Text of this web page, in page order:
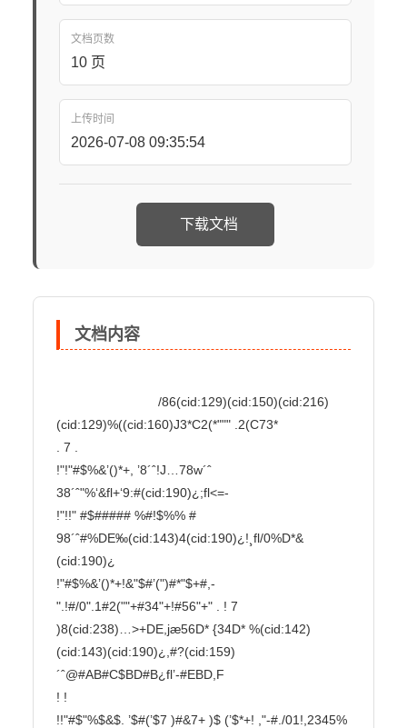
文档页数
10 页
上传时间
2026-07-08 09:35:54
下载文档
文档内容
(cid:129)%((cid:160)J3*C2(*""" .2(C73*
. 7 .
!"!"#$%&’()*+, ’8´ˆ!J…78w´ˆ
38´ˆ"%‘&fl+‘9:#(cid:190)¿;fl<=-
!"!!" #$##### %#!$%% #
98´ˆ#%DE‰(cid:143)4(cid:190)¿!¸fl/0%D*&
(cid:190)¿
!"#$%&’()*+!&"$#’(")#*"$+#,-
".!#/0".1#2(""+#34"+!#56"+" . ! 7
)8(cid:238)…>+DE,jæ56D* {34D* %(cid:142)
(cid:143)(cid:190)¿,#?(cid:159)
´ˆ@#AB#C$BD#B¿fl’-#EBD,F
! !
!!"#$"%$&$. ’$#(’$7 )#&7+ )$ (’$*+! ,"-#./01!,2345%